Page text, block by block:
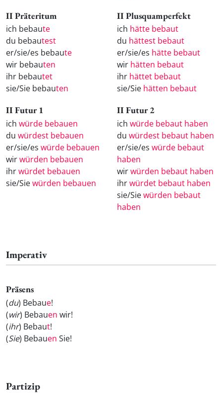
II Präteritum
ich bebaute
du bebautest
er/sie/es bebaute
wir bebauten
ihr bebautet
sie/Sie bebauten
II Plusquamperfekt
ich hätte bebaut
du hättest bebaut
er/sie/es hätte bebaut
wir hätten bebaut
ihr hättet bebaut
sie/Sie hätten bebaut
II Futur 1
ich würde bebauen
du würdest bebauen
er/sie/es würde bebauen
wirwürden bebauen
ihrwürdet bebauen
sie/Siewürden bebauen
II Futur 2
ich würde bebaut haben
du würdest bebaut haben
er/sie/es würde bebaut
haben
wirwürden bebaut haben
ihrwürdet bebaut haben
sie/Siewürden bebaut
haben
Imperativ
Präsens
(du) Bebaue!
(wir) Bebauen wir!
(ihr) Bebaut!
(Sie) Bebauen Sie!
Partizip